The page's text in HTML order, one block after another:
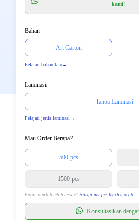
kami!
Bahan
Art Carton
Pelajari bahan lain→
Laminasi
Tanpa Laminasi
Pelajari jenis laminasi →
Mau Order Berapa?
500 pcs
1500 pcs
Butuh jumlah lebih besar? Harga per pcs lebih murah
Konsultasikan